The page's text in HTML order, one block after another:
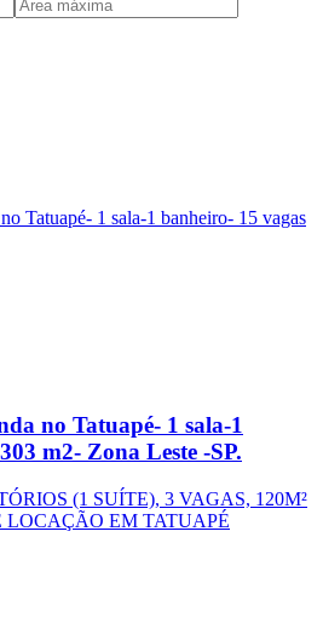
no Tatuapé- 1 sala-1
m2- Zona Leste -SP.